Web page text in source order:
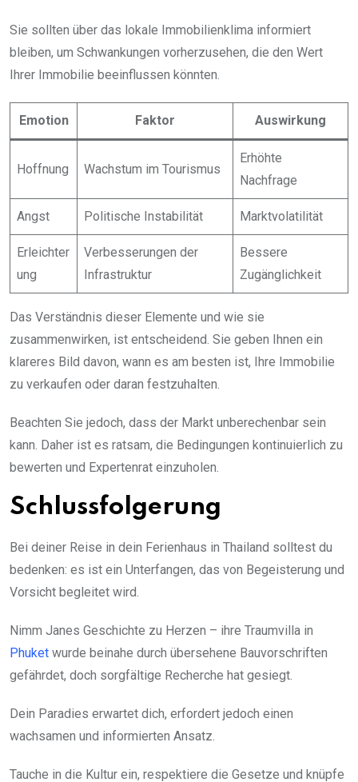
Sie sollten über das lokale Immobilienklima informiert
bleiben, um Schwankungen vorherzusehen, die den Wert
Ihrer Immobilie beeinflussen könnten.
Emotion Faktor Auswirkung
Hoffnung Wachstum im Tourismus
Erhöhte
Nachfrage
Angst Politische Instabilität Marktvolatilität
Erleichter
ung
Verbesserungen der
Infrastruktur
Bessere
Zugänglichkeit
Das Verständnis dieser Elemente und wie sie
zusammenwirken, ist entscheidend. Sie geben Ihnen ein
klareres Bild davon, wann es am besten ist, Ihre Immobilie
zu verkaufen oder daran festzuhalten.
Beachten Sie jedoch, dass der Markt unberechenbar sein
kann. Daher ist es ratsam, die Bedingungen kontinuierlich zu
bewerten und Expertenrat einzuholen.
Schlussfolgerung
Bei deiner Reise in dein Ferienhaus in Thailand solltest du
bedenken: es ist ein Unterfangen, das von Begeisterung und
Vorsicht begleitet wird.
Nimm Janes Geschichte zu Herzen – ihre Traumvilla in
Phuket wurde beinahe durch übersehene Bauvorschriften
gefährdet, doch sorgfältige Recherche hat gesiegt.
Dein Paradies erwartet dich, erfordert jedoch einen
wachsamen und informierten Ansatz.
Tauche in die Kultur ein, respektiere die Gesetze und knüpfe